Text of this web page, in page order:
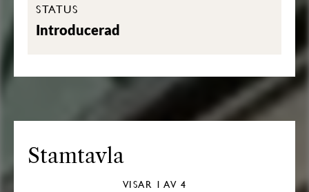
STATUS
Introducerad
Stamtavla
VISAR 1 AV 4